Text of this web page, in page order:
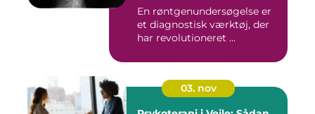
En røntgenundersøgelse er
et diagnostisk værktøj, der
har revolutioneret ...
03. nov